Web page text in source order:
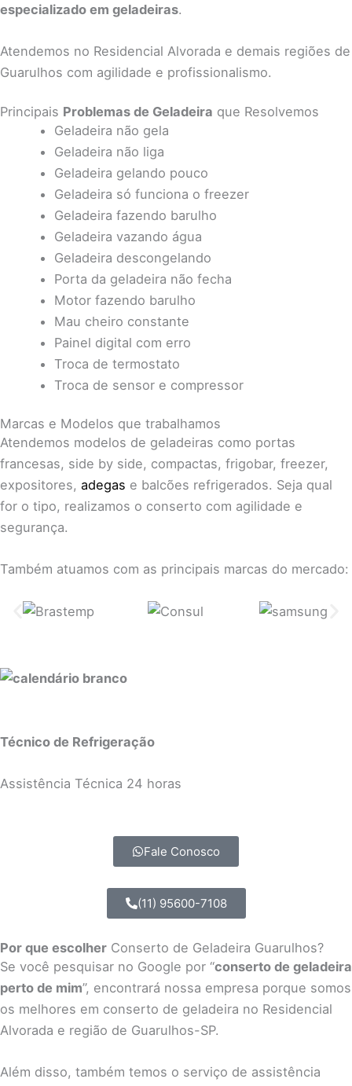
especializado em geladeiras.
Atendemos no Residencial Alvorada e demais regiões de
Guarulhos com agilidade e profissionalismo.
Principais Problemas de Geladeira que Resolvemos
Geladeira não gela
Geladeira não liga
Geladeira gelando pouco
Geladeira só funciona o freezer
Geladeira fazendo barulho
Geladeira vazando água
Geladeira descongelando
Porta da geladeira não fecha
Motor fazendo barulho
Mau cheiro constante
Painel digital com erro
Troca de termostato
Troca de sensor e compressor
Marcas e Modelos que trabalhamos
Atendemos modelos de geladeiras como portas
francesas, side by side, compactas, frigobar, freezer,
expositores, adegas e balcões refrigerados. Seja qual
for o tipo, realizamos o conserto com agilidade e
segurança.
Também atuamos com as principais marcas do mercado:
Técnico de Refrigeração
Assistência Técnica 24 horas
Fale Conosco
(11) 95600-7108
Por que escolher Conserto de Geladeira Guarulhos?
Se você pesquisar no Google por “conserto de geladeira
perto de mim”, encontrará nossa empresa porque somos
os melhores em conserto de geladeira no Residencial
Alvorada e região de Guarulhos-SP.
Além disso, também temos o serviço de assistência